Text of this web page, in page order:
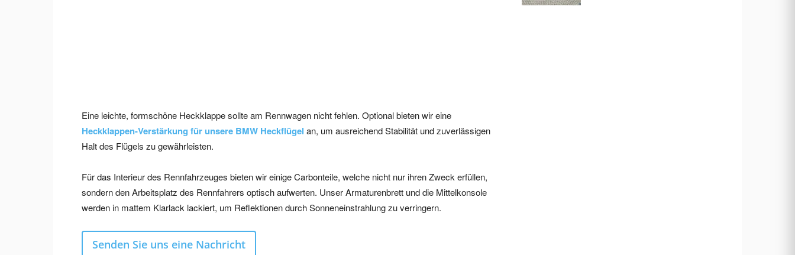
Eine leichte, formschöne Heckklappe sollte am Rennwagen nicht fehlen. Optional bieten wir eine
Heckklappen-Verstärkung für unsere BMW Heckflügel an, um ausreichend Stabilität und zuverlässigen
Halt des Flügels zu gewährleisten.
Für das Interieur des Rennfahrzeuges bieten wir einige Carbonteile, welche nicht nur ihren Zweck erfüllen,
sondern den Arbeitsplatz des Rennfahrers optisch aufwerten. Unser Armaturenbrett und die Mittelkonsole
werden in mattem Klarlack lackiert, um Reflektionen durch Sonneneinstrahlung zu verringern.
Senden Sie uns eine Nachricht